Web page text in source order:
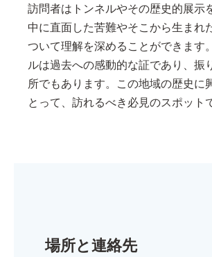
訪問者はトンネルやその歴史的展示
中に直面した苦難やそこから生まれ
ついて理解を深めることができます
ルは過去への感動的な証であり、振
所でもあります。この地域の歴史に
とって、訪れるべき必見のスポット
場所と連絡先